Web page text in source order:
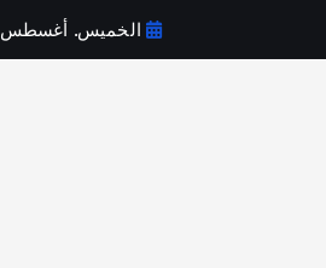
الخميس. أغسطس 6th, 2026